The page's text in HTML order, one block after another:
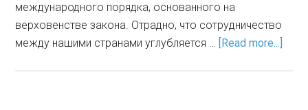
международного порядка, основанного на
верховенстве закона. Отрадно, что сотрудничество
между нашими странами углубляется … [Read more...]